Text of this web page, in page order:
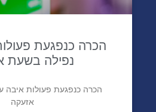
הכרה כנפגעת
נפילה בשעת
הכרה כנפגעת פעולות איבה
אזעקה